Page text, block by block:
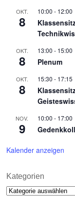
OKT.
8
10:00 - 12:00
OKT.
8
13:00 - 15:00
Plenum
OKT.
8
15:30 - 17:15
NOV.
9
10:00 - 17:00
Kalender anzeigen
Kategorien
Kategorien